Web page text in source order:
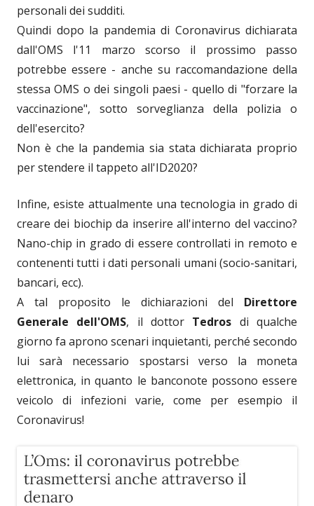
personali dei sudditi.
Quindi dopo la pandemia di Coronavirus dichiarata
dall'OMS l'11 marzo scorso il prossimo passo
potrebbe essere - anche su raccomandazione della
stessa OMS o dei singoli paesi - quello di "forzare la
vaccinazione", sotto sorveglianza della polizia o
dell'esercito?
Non è che la pandemia sia stata dichiarata proprio
per stendere il tappeto all'ID2020?
Infine, esiste attualmente una tecnologia in grado di
creare dei biochip da inserire all'interno del vaccino?
Nano-chip in grado di essere controllati in remoto e
contenenti tutti i dati personali umani (socio-sanitari,
bancari, ecc).
A tal proposito le dichiarazioni del Direttore
Generale dell'OMS, il dottor Tedros di qualche
giorno fa aprono scenari inquietanti, perché secondo
lui sarà necessario spostarsi verso la moneta
elettronica, in quanto le banconote possono essere
veicolo di infezioni varie, come per esempio il
Coronavirus!